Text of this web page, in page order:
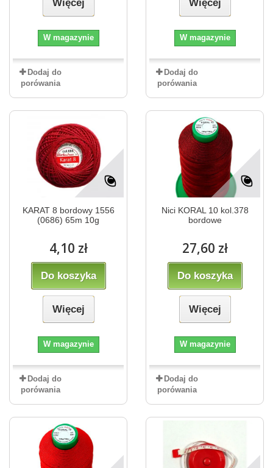
Więcej
W magazynie
Dodaj do
porówania
Więcej
W magazynie
Dodaj do
porówania
KARAT 8 bordowy 1556
(0686) 65m 10g
4,10 zł
Do koszyka
Więcej
W magazynie
Dodaj do
porówania
Nici KORAL 10 kol.378
bordowe
27,60 zł
Do koszyka
Więcej
W magazynie
Dodaj do
porówania